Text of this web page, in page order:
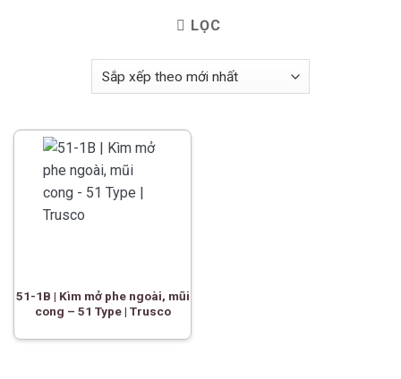
LỌC
51-1B | Kìm mở phe ngoài, mũi
cong – 51 Type | Trusco